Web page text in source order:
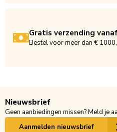
Gratis verzending
Bestel voor meer dan €
Nieuwsbrief
Geen aanbiedingen missen? Meld je
Aanmelden nieuwsbrief